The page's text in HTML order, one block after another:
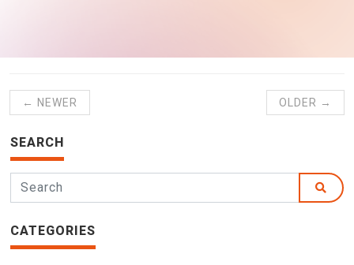
← NEWER OLDER →
SEARCH
CATEGORIES